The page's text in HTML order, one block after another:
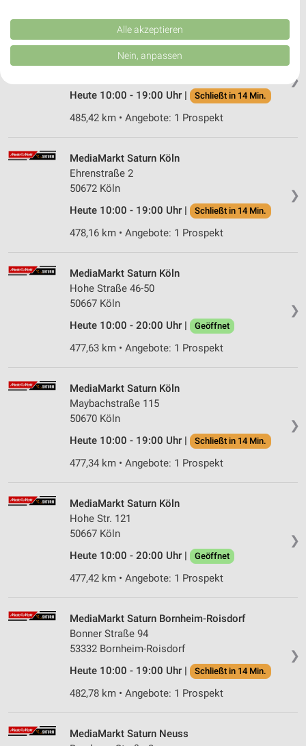
485,22 km • Angebote: 1 Prospekt
❯
MediaMarkt Saturn Neuss
Konrad-Adenauer-Ring 95
Heute 10:00 - 19:00 Uhr |
Schließt in 14 Min.
485,42 km • Angebote: 1 Prospekt
❯
MediaMarkt Saturn Köln
Ehrenstraße 2
50672 Köln
Heute 10:00 - 19:00 Uhr |
Schließt in 14 Min.
478,16 km • Angebote: 1 Prospekt
❯
MediaMarkt Saturn Köln
Hohe Straße 46-50
50667 Köln
Heute 10:00 - 20:00 Uhr |
Geöffnet
477,63 km • Angebote: 1 Prospekt
❯
MediaMarkt Saturn Köln
Maybachstraße 115
50670 Köln
Heute 10:00 - 19:00 Uhr |
Schließt in 14 Min.
477,34 km • Angebote: 1 Prospekt
❯
MediaMarkt Saturn Köln
Hohe Str. 121
50667 Köln
Heute 10:00 - 20:00 Uhr |
Geöffnet
477,42 km • Angebote: 1 Prospekt
❯
MediaMarkt Saturn Bornheim-Roisdorf
Bonner Straße 94
53332 Bornheim-Roisdorf
Heute 10:00 - 19:00 Uhr |
Schließt in 14 Min.
482,78 km • Angebote: 1 Prospekt
MediaMarkt Saturn Neuss
Kombinationen von Daten aus verschiedenen Quellen. Entwicklung und
Verbesserung der Angebote. Verwendung reduzierter Daten zur Auswahl
von Inhalten.
Daten können außerhalb der Europäischen Union weitergegeben und in die
USA gesendet werden.
Website/App.
Wir nutzen Ihre Daten für folgende Zwecke:
Speichern von oder Zugriff auf Informationen
auf einem Endgerät
Werbeanzeigen
Erstellung von Profilen für personalisierte
Verwendung von Profilen zur Auswahl
personalisierter Werbung
Erstellung von Profilen zur Personalisierung
von Inhalten
Messung der Werbeleistung
Kombinationen von Daten aus verschiedenen
Entwicklung und Verbesserung der Angebote
Verwendung reduzierter Daten zur Auswahl von
Geräte anhand von aktiv angeforderten
Informationen identifizieren
Nicht-IAB-Verarbeitungszwecke:
Funktional
Alle akzeptieren
Nein, anpassen